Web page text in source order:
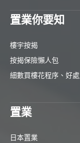
置業你要知
樓宇按揭
按揭保險懶人包
細數買樓花程序、好
置業
日本置業